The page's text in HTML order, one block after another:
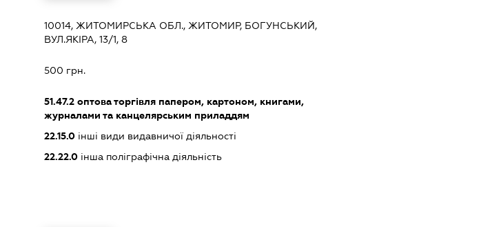
10014, ЖИТОМИРСЬКА ОБЛ., ЖИТОМИР, БОГУНСЬКИЙ,
ВУЛ.ЯКІРА, 13/1, 8
500 грн.
51.47.2 оптова торгівля папером, картоном, книгами,
журналами та канцелярським приладдям
22.15.0 інші види видавничої діяльності
22.22.0 інша поліграфічна діяльність